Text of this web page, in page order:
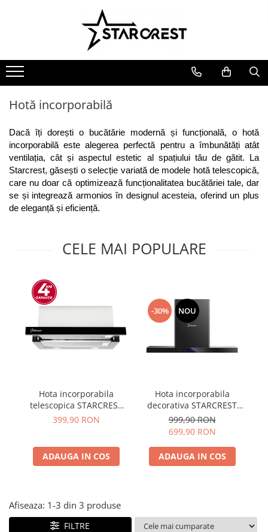
Electrocasnice Mari
Aparate frigorifice
Combină frigorifică
Congelator
Ladă frigorifică
Vitrină frigorifică
Vitrină de vinuri
Masini de spalat vase
Hotă bucătărie
Plită incorporabilă
Cuptor cu microunde
Electrocasnice Mici
Electrocasnice bucătărie
Accesorii bucătărie
Aparat clătite
Aparat popcorn
Aparat vafe
Aparat de vidat alimente
Role pungi vidat
Blendere & Tocatoare
Espressor cafea
Fierbător apă
Mașină de făcut gheață
Robot de bucătărie
Sandwich maker
Fier de călcat
Dispozitive smart home
Ingrijire personală
Aparate & Accesorii ingrijire
Hotă incorporabilă
Dacă îți dorești o bucătărie modernă și funcțională, o hotă
incorporabilă este alegerea perfectă pentru a îmbunătăți atât
ventilația, cât și aspectul estetic al spațiului tău de gătit. La
Starcrest, găsești o selecție variată de modele hotă telescopică,
care nu doar că optimizează funcționalitatea bucătăriei tale, dar
se și integrează armonios în designul acesteia, oferind un plus
de eleganță și eficiență.
CELE MAI POPULARE
Hota incorporabila
telescopica STARCREST
STH-550BK, Putere de
60 cm, Negru
399,90 RON
ADAUGA IN COS
-30% NOU
Hota incorporabila
decorativa STARCREST
SDH-9100BK, Putere de
absorbtie 500 m3/h,
Control touch, Iluminare
LED, Clasa A+, 90cm,
Negru + Sticla neagra
999,90 RON
699,90 RON
ADAUGA IN COS
Afiseaza: 1-3 din 3 produse
FILTRE